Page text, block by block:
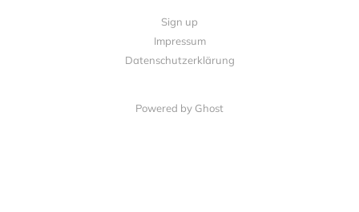
Sign up
Impressum
Datenschutzerklärung
Powered by Ghost